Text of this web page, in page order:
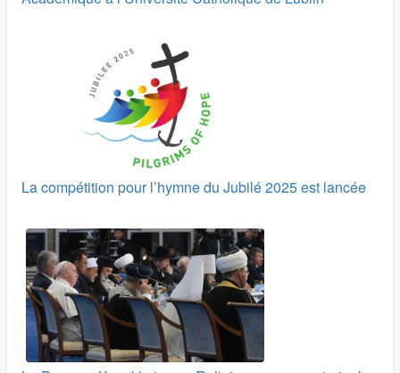
La compétition pour l’hymne du Jubilé 2025 est lancée